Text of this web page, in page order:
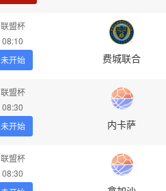
联盟杯
08:10
未开始
费城联合
联盟杯
08:30
未开始
内卡萨
联盟杯
08:30